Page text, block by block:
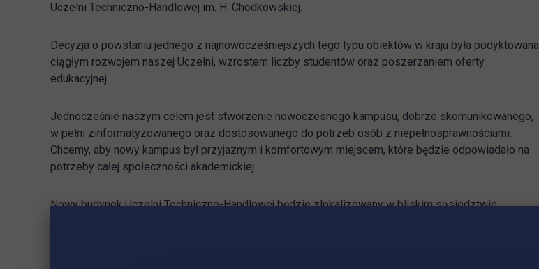
Uczelni Techniczno-Handlowej im. H. Chodkowskiej.
Decyzja o powstaniu jednego z najnowocześniejszych tego typu obiektów w kraju była podyktowana
ciągłym rozwojem naszej Uczelni, wzrostem liczby studentów oraz poszerzaniem oferty
edukacyjnej.
Jednocześnie naszym celem jest stworzenie nowoczesnego kampusu, dobrze skomunikowanego,
w pełni zinformatyzowanego oraz dostosowanego do potrzeb osób z niepełnosprawnościami.
Chcemy, aby nowy kampus był przyjaznym i komfortowym miejscem, które będzie odpowiadało na
potrzeby całej społeczności akademickiej.
Nowy budynek Uczelni Techniczno-Handlowej będzie zlokalizowany w bliskim sąsiedztwie